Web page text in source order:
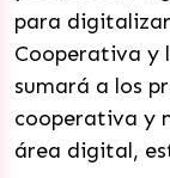
para
Cooperativa y
sumará a los
cooperativa y
área digital,